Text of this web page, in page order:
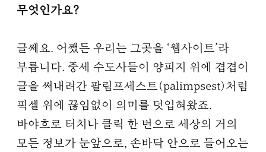
무엇인가요?
글쎄요. 어쨌든 우리는 그곳을 ‘웹사이트’라
부릅니다. 중세 수도사들이 양피지 위에 겹겹이
글을 써내려간 팔림프세스트(palimpsest)처럼
픽셀 위에 끊임없이 의미를 덧입혀왔죠.
바야흐로 터치나 클릭 한 번으로 세상의 거의
모든 정보가 눈앞으로, 손바닥 안으로 들어오는